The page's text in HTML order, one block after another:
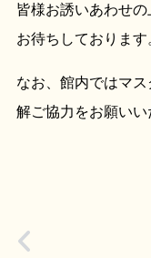
皆様お誘いあわせ
お待ちしております
なお、館内ではマ
解ご協力をお願いい